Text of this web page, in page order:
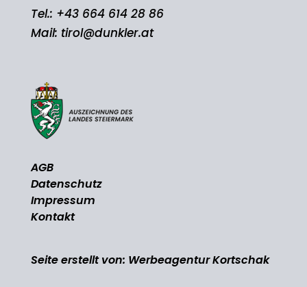
Tel.: +43 664 614 28 86
Mail: tirol@dunkler.at
AGB
Datenschutz
Impressum
Kontakt
Seite erstellt von: Werbeagentur Kortschak